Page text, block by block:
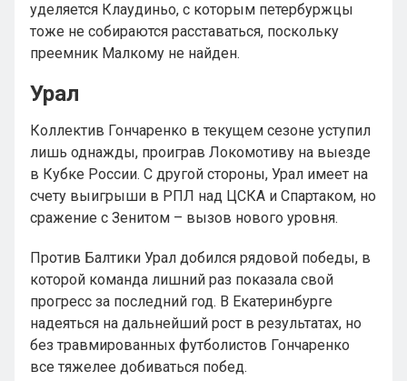
уделяется Клаудиньо, с которым петербуржцы
тоже не собираются расставаться, поскольку
преемник Малкому не найден.
Урал
Коллектив Гончаренко в текущем сезоне уступил
лишь однажды, проиграв Локомотиву на выезде
в Кубке России. С другой стороны, Урал имеет на
счету выигрыши в РПЛ над ЦСКА и Спартаком, но
сражение с Зенитом – вызов нового уровня.
Против Балтики Урал добился рядовой победы, в
которой команда лишний раз показала свой
прогресс за последний год. В Екатеринбурге
надеяться на дальнейший рост в результатах, но
без травмированных футболистов Гончаренко
все тяжелее добиваться побед.